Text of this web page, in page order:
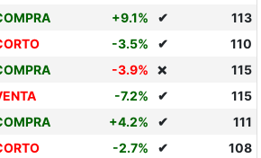
+9.1% ✔
113
-3.5% ✔
110
-3.9% ❌
115
-7.2% ✔
115
+4.2% ✔
111
-2.7% ✔
108